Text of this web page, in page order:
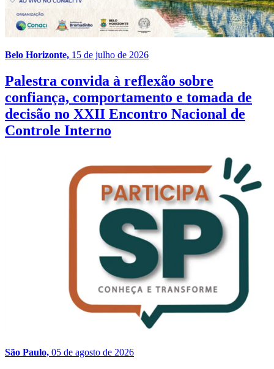
Belo Horizonte, 15 de julho de 2026
Palestra convida à reflexão sobre
confiança, comportamento e tomada de
decisão no XXII Encontro Nacional de
Controle Interno
São Paulo, 05 de agosto de 2026